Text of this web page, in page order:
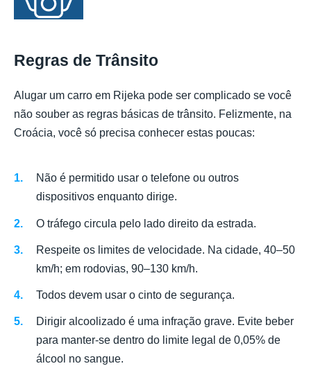
Regras de Trânsito
Alugar um carro em Rijeka pode ser complicado se você
não souber as regras básicas de trânsito. Felizmente, na
Croácia, você só precisa conhecer estas poucas:
Não é permitido usar o telefone ou outros
dispositivos enquanto dirige.
O tráfego circula pelo lado direito da estrada.
Respeite os limites de velocidade. Na cidade, 40–50
km/h; em rodovias, 90–130 km/h.
Todos devem usar o cinto de segurança.
Dirigir alcoolizado é uma infração grave. Evite beber
para manter-se dentro do limite legal de 0,05% de
álcool no sangue.